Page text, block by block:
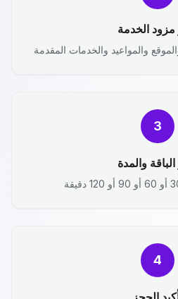
مزود الخدمة
والمواعيد والخدمات المقدمة
3
والمدة
4